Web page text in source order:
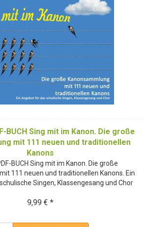
BUCH Sing mit im Kanon. Die große
mit 111 neuen und traditionellen
Kanons
BUCH Sing mit im Kanon. Die große
111 neuen und traditionellen Kanons. Ein
Singen, Klassengesang und Chor
9,99 € *